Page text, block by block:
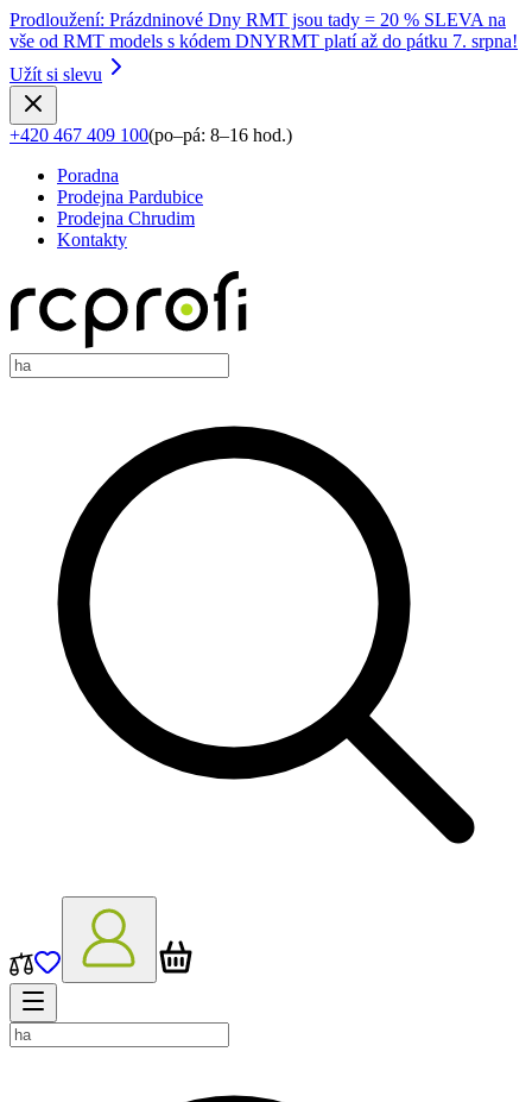
Prodloužení: Prázdninové Dny RMT jsou tady = 20 % SLEVA na
vše od RMT models s kódem DNYRMT platí až do pátku 7. srpna!
Užít si slevu
+420 467 409 100(po–pá: 8–16 hod.)
Poradna
Prodejna Pardubice
Prodejna Chrudim
Kontakty